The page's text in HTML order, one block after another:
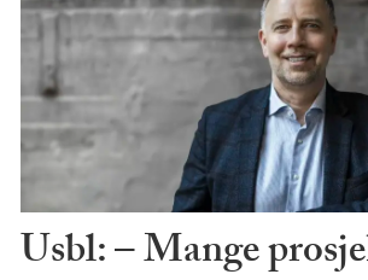
Usbl: – Mange